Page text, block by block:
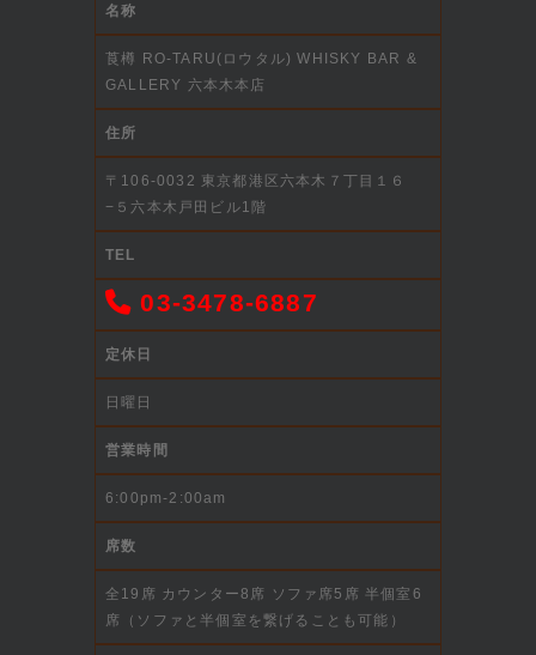
名称
莨樽 RO-TARU(ロウタル) WHISKY BAR &
GALLERY 六本木本店
住所
〒106-0032 東京都港区六本木７丁目１６
−５六本木戸田ビル1階
TEL
03-3478-6887
定休日
日曜日
営業時間
6:00pm-2:00am
席数
全19席 カウンター8席 ソファ席5席 半個室6
席（ソファと半個室を繋げることも可能）